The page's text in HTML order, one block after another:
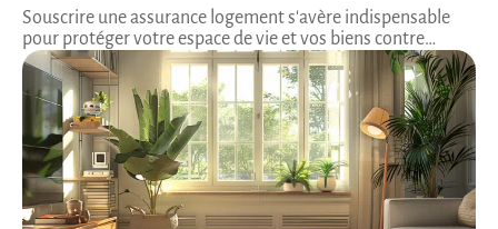
Souscrire une assurance logement s'avère indispensable
pour protéger votre espace de vie et vos biens contre…